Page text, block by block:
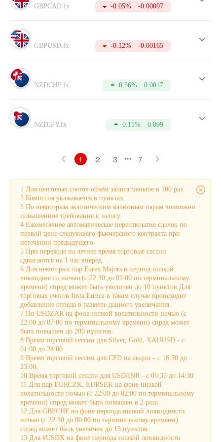
направлении.
Помимо этого, в таблице указаны актуальные котировки
Для совершения более успешных сделок, не забывайте
периодически изучать данные таблицы. А для этого вам
необходимо открыть счет, на что потребуется всего пару
GBPCAD.fx -0.05% -0.00097
GBPUSD.fx -0.12% -0.00165
NZDCHF.fx 0.36% 0.0017
NZDJPY.fx 0.11% 0.099
1 2 3 7
1 Для центовых счетов объём залога меньше в 100 раз.
2 Комиссия указывается в пунктах.
3 По некоторым экзотическим валютным парам возможно
повышенное требование к залогу.
4 Ежемесячное автоматическое переоткрытие сделок по
первой цене следующего фьючерсного контракта при
истечении предыдущего.
5 При переходе на летнее время торговые сессии
сдвигаются на 1 час вперед.
6 Для некоторых пар Forex Majors в период низкой
ликвидности ночью (с 22:30 до 02:00 по терминальному
времени) спред может быть увеличен до 10 пунктов.Для
торговых счетов Insta.Eurica в таком случае происходит
добавление спреда в размере данного увеличения.
7 По USDZAR на фоне низкой волатильности ночью (с
22:00 до 07:00 по терминальному времени) спред может
быть повышен до 200 пунктов.
8 Время торговой сессии для Silver, Gold, XAUUSD - с
01:00 до 24:00.
9 Время торговой сессии для CFD на акции - с 16:30 до
23:00.
10 Время торговой сессии для USD/INR - с 06:35 до 14:30.
11 Для пар EURCZK, EURSEK на фоне низкой
волатильности ночью (с 22:00 до 02:00 по терминальному
времени) спред может быть повышен в 2 раза.
12 Для GBPCHF на фоне периода низкой ликвидности
ночью (с 22:30 до 00:00 по терминальному времени)
спред может быть увеличен до 13 пунктов.
13 Для #USDX на фоне периода низкой ликвидности